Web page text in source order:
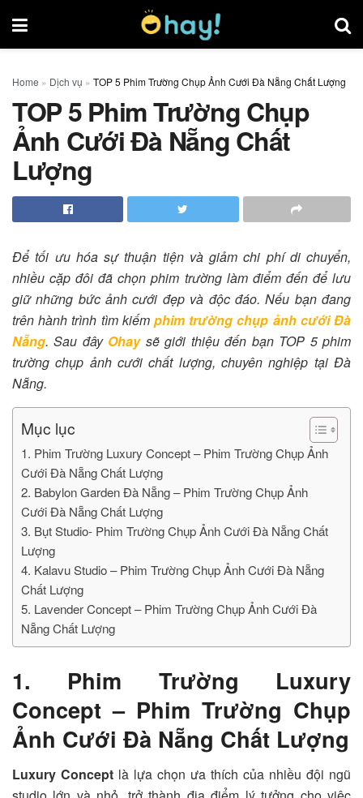
Home » Dịch vụ » TOP 5 Phim Trường Chụp Ảnh Cưới Đà Nẵng Chất Lượng
TOP 5 Phim Trường Chụp
Ảnh Cưới Đà Nẵng Chất
Lượng
Để tối ưu hóa sự thuận tiện và giảm chi phí di chuyển,
nhiều cặp đôi đã chọn phim trường làm điểm đến để lưu
giữ những bức ảnh cưới đẹp và độc đáo. Nếu bạn đang
trên hành trình tìm kiếm phim trường chụp ảnh cưới Đà
Nẵng. Sau đây Ohay sẽ giới thiệu đến bạn TOP 5 phim
trường chụp ảnh cưới chất lượng, chuyên nghiệp tại Đà
Nẵng.
Mục lục
1. Phim Trường Luxury Concept – Phim Trường Chụp Ảnh
Cưới Đà Nẵng Chất Lượng
2. Babylon Garden Đà Nẵng – Phim Trường Chụp Ảnh
Cưới Đà Nẵng Chất Lượng
3. Bụt Studio- Phim Trường Chụp Ảnh Cưới Đà Nẵng Chất
Lượng
4. Kalavu Studio – Phim Trường Chụp Ảnh Cưới Đà Nẵng
Chất Lượng
5. Lavender Concept – Phim Trường Chụp Ảnh Cưới Đà
Nẵng Chất Lượng
1. Phim Trường Luxury
Concept – Phim Trường Chụp
Ảnh Cưới Đà Nẵng Chất Lượng
Luxury Concept là lựa chọn ưa thích của nhiều đội ngũ